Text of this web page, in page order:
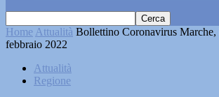
Home Attualità Bollettino Coronavirus
febbraio 2022
Attualità
Regione